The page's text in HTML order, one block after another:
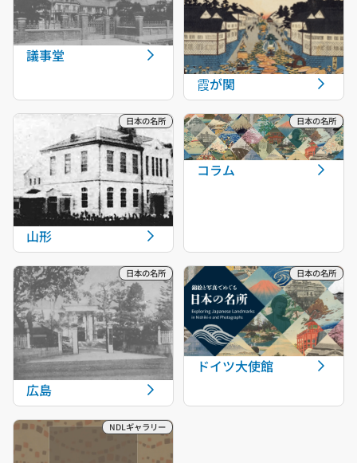
議事堂
霞が関
山形
コラム
広島
ドイツ大使館